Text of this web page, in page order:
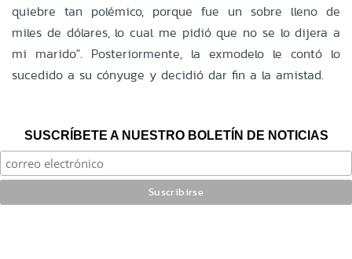
quiebre tan polémico, porque fue un sobre lleno de
miles de dólares, lo cual me pidió que no se lo dijera a
mi marido". Posteriormente, la exmodelo le contó lo
sucedido a su cónyuge y decidió dar fin a la amistad.
SUSCRÍBETE A NUESTRO BOLETÍN DE NOTICIAS